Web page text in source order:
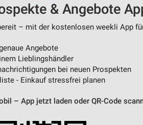
& Angebote
– mit der kostenlosen weekli App
Angebote
Lieblingshändler
bei neuen Prospekten
- Einkauf stressfrei planen
– App jetzt laden oder QR-Code